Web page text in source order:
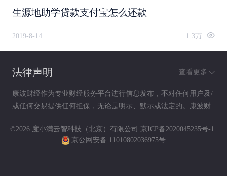
生源地助学贷款支付宝怎么还款
2019-8-14 1.3万
法律声明 查看更多
康波财经作为专业财经服务平台进行信息发布，不对任何用户及/
或任何交易提供任何担保，无论是明示、默示或法定的。康波财
链接）仅供参考（如：历史或预期收益不代表实际收益），不作
为任何法律文件，亦不构成任何邀约、投资建议或承诺，用户应
©2026 度小满云智科技（北京）有限公司 京ICP备2020045235号-1
京公网安备 11010802036975号